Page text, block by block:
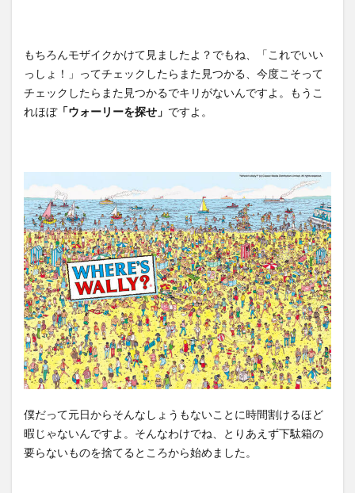
もちろんモザイクかけて見ましたよ？でもね、「これでいい
っしょ！」ってチェックしたらまた見つかる、今度こそって
チェックしたらまた見つかるでキリがないんですよ。もうこ
れほぼ「ウォーリーを探せ」 ですよ。
僕だって元日からそんなしょうもないことに時間割けるほど
暇じゃないんですよ。そんなわけでね、とりあえず下駄箱の
要らないものを捨てるところから始めました。